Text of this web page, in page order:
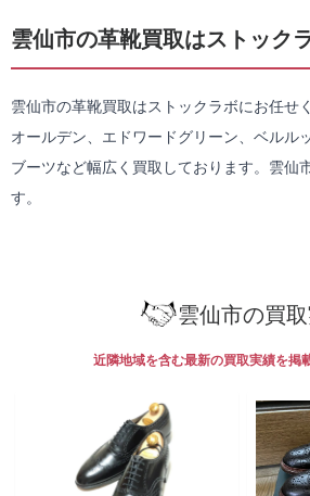
雲仙市の革靴買取はストック
雲仙市の革靴買取はストックラボにお任せ
オールデン、エドワードグリーン、ベルル
ブーツなど幅広く買取しております。雲仙
す。
雲仙市の買
近隣地域を含む最新の買取実績を掲